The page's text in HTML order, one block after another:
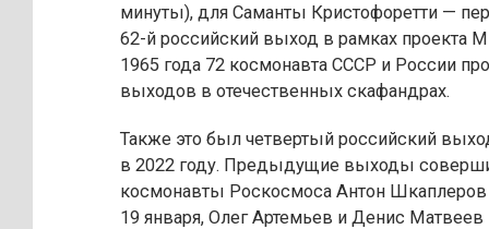
минуты), для Саманты Кристофоретти —
62-й российский выход в рамках проекта
1965 года 72 космонавта СССР и России
выходов в отечественных скафандрах.
Также это был четвертый российский
в 2022 году. Предыдущие выходы
космонавты Роскосмоса Антон
19 января, Олег Артемьев и Денис